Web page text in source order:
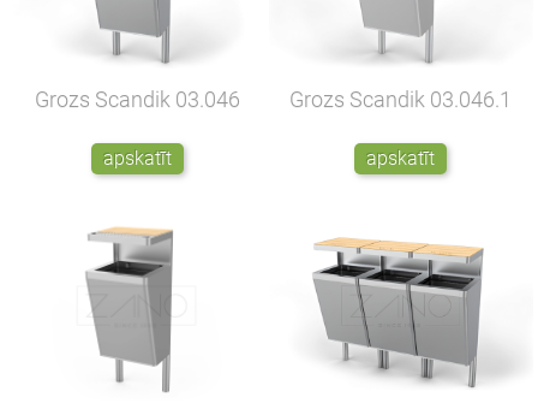
Grozs Scandik 03.046
apskatīt
Grozs Scandik 03.046.1
apskatīt